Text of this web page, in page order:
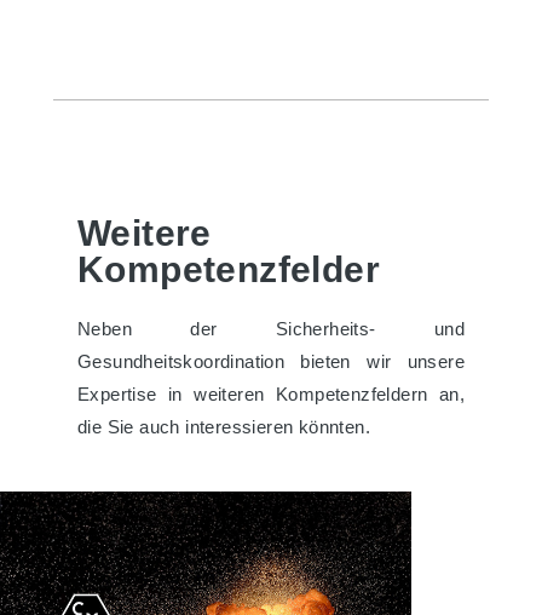
Weitere
Kompetenzfelder
Neben der Sicherheits- und
Gesundheitskoordination bieten wir unsere
Expertise in weiteren Kompetenzfeldern an,
die Sie auch interessieren könnten.